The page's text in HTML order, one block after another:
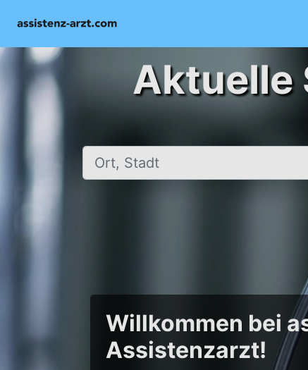
Aktuelle
Ort, Stadt
Willkommen bei
Assistenzarzt!